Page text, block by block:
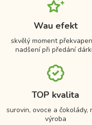
Wau efekt
skvělý moment
nadšení při předání
TOP kvalita
surovin, ovoce a čokolády,
výroba